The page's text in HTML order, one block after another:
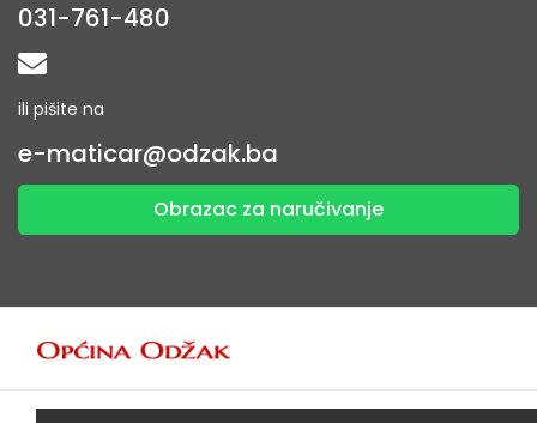
031-761-480
ili pišite na
e-maticar@odzak.ba
Obrazac za naručivanje